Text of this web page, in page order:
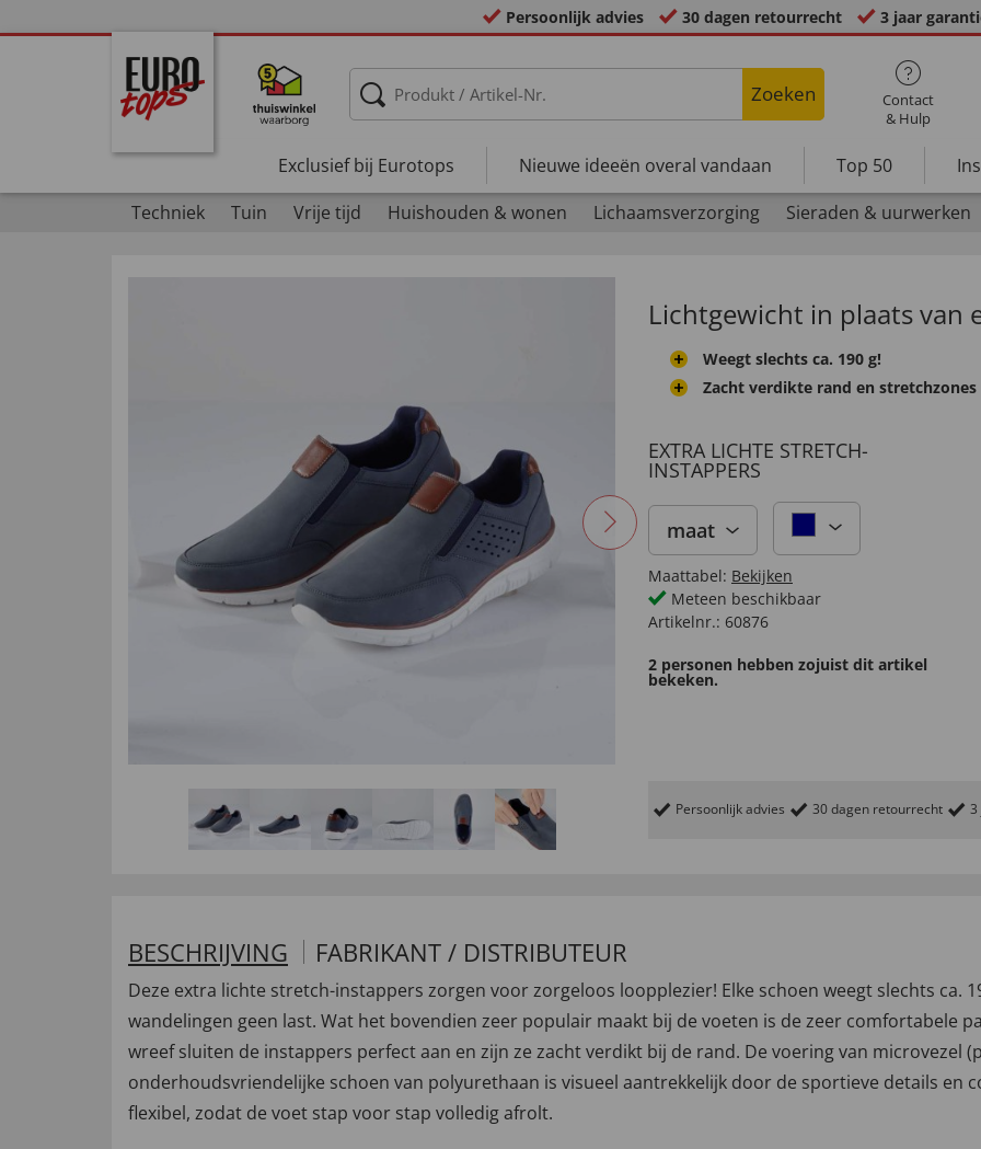
Persoonlijk advies 30 dagen retourrecht 3 jaar
Zoeken
Contact
& Hulp
Exclusief bij Eurotops Nieuwe ideeën overal vandaan Top 50
Techniek
Tuin Vrije tijd Huishouden & wonen Lichaamsverzorging Sieraden & uurwerken
Lichtgewicht in plaats van
Weegt slechts ca. 190 g!
Zacht verdikte rand en stretchzones
EXTRA LICHTE STRETCH-
INSTAPPERS
maat
Maattabel: Bekijken
Meteen beschikbaar
Artikelnr.: 60876
2 personen hebben zojuist dit artikel
bekeken.
Persoonlijk advies 30 dagen retourrecht 3
BESCHRIJVING FABRIKANT / DISTRIBUTEUR
Deze extra lichte stretch-instappers zorgen voor zorgeloos loopplezier! Elke schoen weegt slechts ca.
wandelingen geen last. Wat het bovendien zeer populair maakt bij de voeten is de zeer comfortabele
wreef sluiten de instappers perfect aan en zijn ze zacht verdikt bij de rand. De voering van microvezel
onderhoudsvriendelijke schoen van polyurethaan is visueel aantrekkelijk door de sportieve details en
flexibel, zodat de voet stap voor stap volledig afrolt.